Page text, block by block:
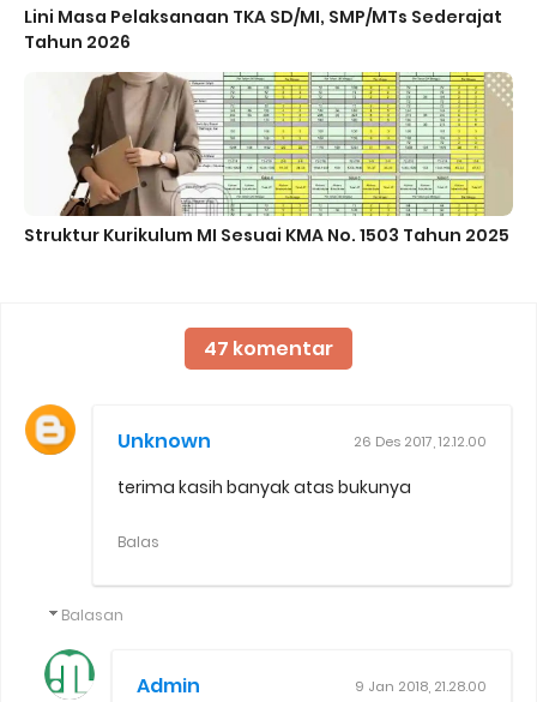
Lini Masa Pelaksanaan TKA SD/MI, SMP/MTs Sederajat
Tahun 2026
Struktur Kurikulum MI Sesuai KMA No. 1503 Tahun 2025
47 komentar
Unknown 26 Des 2017, 12.12.00
terima kasih banyak atas bukunya
Balas
Balasan
Admin 9 Jan 2018, 21.28.00